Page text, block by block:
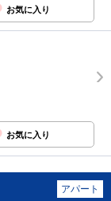
お気に入り
お気に入り
アパート